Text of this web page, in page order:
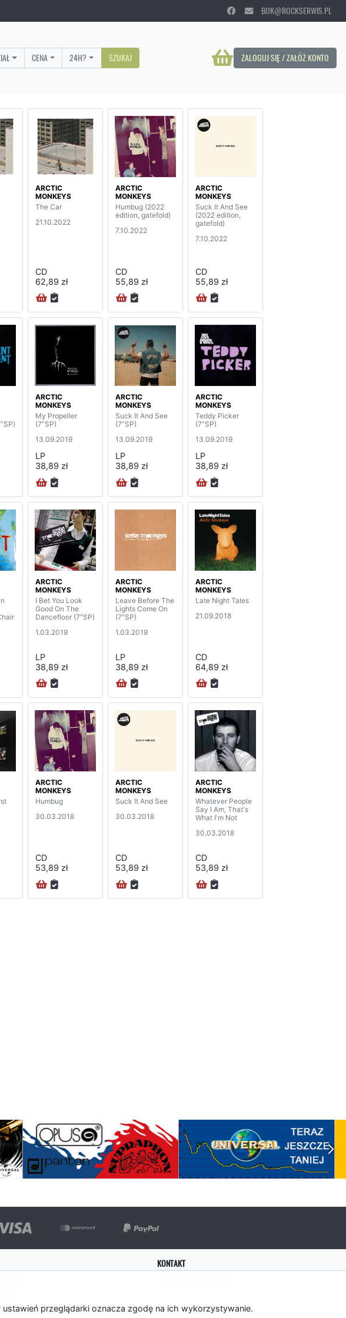
przeglądarki oznacza zgodę na ich wykorzystywanie.
BOK@ROCKSERWIS.PL
ZALOGUJ SIĘ / ZAŁÓŻ KONTO
CENA 24H? SZUKAJ
ARCTIC
MONKEYS
The Car
21.10.2022
CD
62,89 zł
ARCTIC
MONKEYS
Humbug (2022
edition, gatefold)
7.10.2022
CD
55,89 zł
ARCTIC
MONKEYS
Suck It And See
(2022 edition,
gatefold)
7.10.2022
CD
55,89 zł
ARCTIC
MONKEYS
My Propeller
(7”SP)
13.09.2019
LP
38,89 zł
ARCTIC
MONKEYS
Suck It And See
(7”SP)
13.09.2019
LP
38,89 zł
ARCTIC
MONKEYS
Teddy Picker
(7”SP)
13.09.2019
LP
38,89 zł
ARCTIC
MONKEYS
I Bet You Look
Good On The
Dancefloor (7"SP)
1.03.2019
LP
38,89 zł
ARCTIC
MONKEYS
Leave Before The
Lights Come On
(7"SP)
1.03.2019
LP
38,89 zł
ARCTIC
MONKEYS
Late Night Tales
21.09.2018
CD
64,89 zł
ARCTIC
MONKEYS
Humbug
30.03.2018
CD
53,89 zł
ARCTIC
MONKEYS
Suck It And See
30.03.2018
CD
53,89 zł
ARCTIC
MONKEYS
Whatever People
Say I Am, That's
What I'm Not
30.03.2018
CD
53,89 zł
KONTAKT